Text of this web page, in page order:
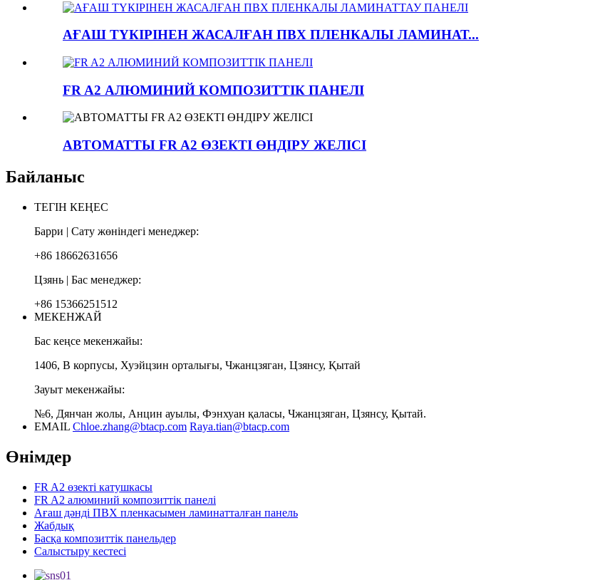
АҒАШ ТҮКІРІНЕН ЖАСАЛҒАН ПВХ ПЛЕНКАЛЫ ЛАМИНАТ...
FR A2 АЛЮМИНИЙ КОМПОЗИТТІК ПАНЕЛІ
АВТОМАТТЫ FR A2 ӨЗЕКТІ ӨНДІРУ ЖЕЛІСІ
Байланыс
ТЕГІН КЕҢЕС
Барри | Сату жөніндегі менеджер:
+86 18662631656
Цзянь | Бас менеджер:
+86 15366251512
МЕКЕНЖАЙ
Бас кеңсе мекенжайы:
1406, В корпусы, Хуэйцзин орталығы, Чжанцзяган, Цзянсу, Қытай
Зауыт мекенжайы:
№6, Дянчан жолы, Анцин ауылы, Фэнхуан қаласы, Чжанцзяган, Цзянсу, Қытай.
EMAIL Chloe.zhang@btacp.com Raya.tian@btacp.com
Өнімдер
FR A2 өзекті катушкасы
FR A2 алюминий композиттік панелі
Ағаш дәнді ПВХ пленкасымен ламинатталған панель
Жабдық
Басқа композиттік панельдер
Салыстыру кестесі